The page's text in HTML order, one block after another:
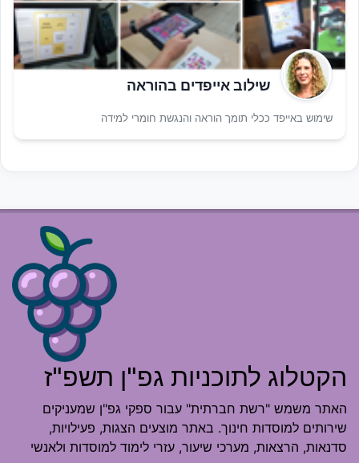
שילוב אייפדים בהוראה
שימוש באייפד ככלי תומך הוראה והנגשת חומרי למידה
הקטלוג לתוכניות גפ"ן תשפ"ז
האתר משמש "רשת חברתית" עבור ספקי גפ"ן שמעניקים
שירותים למוסדות חינוך. באתר מוצעים הצגות, פעילויות,
סדנאות, הרצאות, מערכי שיעור, עזרי לימוד למוסדות ולאנשי